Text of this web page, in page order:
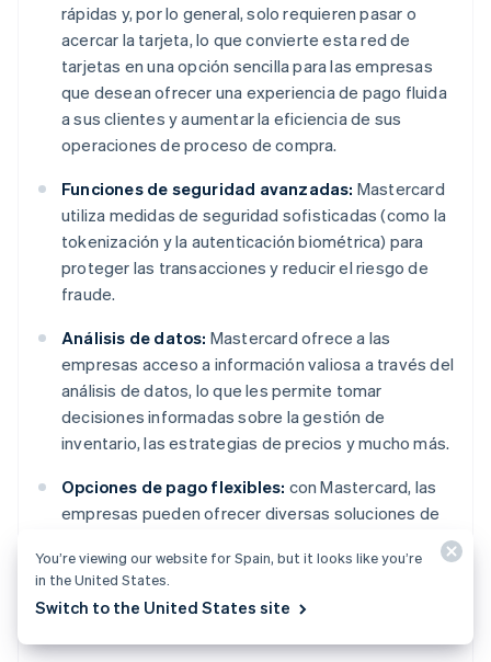
rápidas y, por lo general, solo requieren pasar o
acercar la tarjeta, lo que convierte esta red de
tarjetas en una opción sencilla para las empresas
que desean ofrecer una experiencia de pago fluida
a sus clientes y aumentar la eficiencia de sus
operaciones de proceso de compra.
Funciones de seguridad avanzadas: Mastercard
utiliza medidas de seguridad sofisticadas (como la
tokenización y la autenticación biométrica) para
proteger las transacciones y reducir el riesgo de
fraude.
Análisis de datos: Mastercard ofrece a las
empresas acceso a información valiosa a través del
análisis de datos, lo que les permite tomar
decisiones informadas sobre la gestión de
inventario, las estrategias de precios y mucho más.
Opciones de pago flexibles: con Mastercard, las
empresas pueden ofrecer diversas soluciones de
móviles y capacidades de comercio electrónico,
para adaptarse a diferentes preferencias de los
clientes.
You’re viewing our website for Spain, but it looks like you’re
in the United States.
Switch to the United States site